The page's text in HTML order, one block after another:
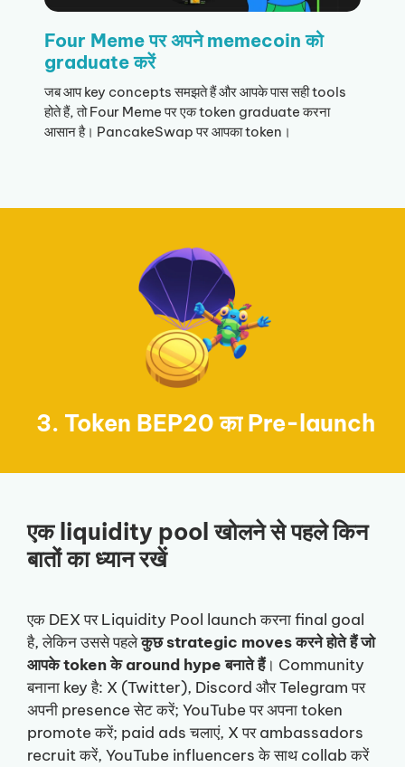
Four Meme पर अपने memecoin को
graduate करें
जब आप key concepts समझते हैं और आपके पास सही tools
होते हैं, तो Four Meme पर एक token graduate करना
आसान है। PancakeSwap पर आपका token।
3. Token BEP20 का Pre-launch
एक liquidity pool खोलने से पहले किन
बातों का ध्यान रखें
एक DEX पर Liquidity Pool launch करना final goal
है, लेकिन उससे पहलेकुछ strategic moves करने होते हैं जो
आपके token के around hype बनाते हैं। Community
बनाना key है: X (Twitter), Discord और Telegram पर
अपनी presence सेट करें; YouTube पर अपना token
promote करें; paid ads चलाएं, X पर ambassadors
recruit करें, YouTube influencers के साथ collab करें